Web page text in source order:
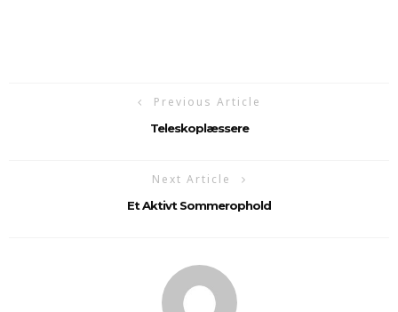
Previous Article
Teleskoplæssere
Next Article
Et Aktivt Sommerophold